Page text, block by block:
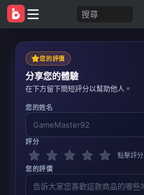
搜尋
您的評價
分享您的體驗
在下方留下簡短評分以幫助他人。
您的姓名
評分
點擊評分
您的評價